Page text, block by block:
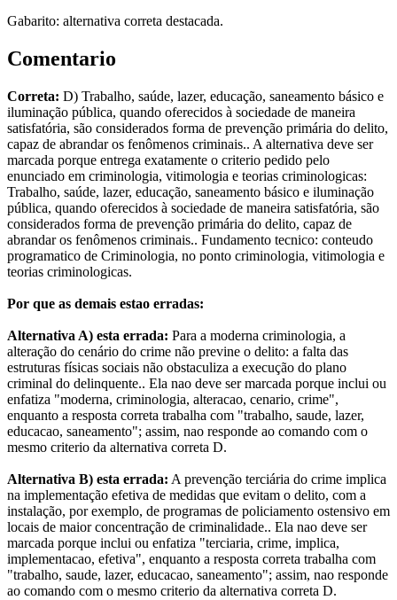
Gabarito: alternativa correta destacada.
Comentario
Correta: D) Trabalho, saúde, lazer, educação, saneamento básico e
iluminação pública, quando oferecidos à sociedade de maneira
satisfatória, são considerados forma de prevenção primária do delito,
capaz de abrandar os fenômenos criminais.. A alternativa deve ser
marcada porque entrega exatamente o criterio pedido pelo
enunciado em criminologia, vitimologia e teorias criminologicas:
Trabalho, saúde, lazer, educação, saneamento básico e iluminação
pública, quando oferecidos à sociedade de maneira satisfatória, são
considerados forma de prevenção primária do delito, capaz de
abrandar os fenômenos criminais.. Fundamento tecnico: conteudo
programatico de Criminologia, no ponto criminologia, vitimologia e
teorias criminologicas.
Por que as demais estao erradas:
Alternativa A) esta errada: Para a moderna criminologia, a
alteração do cenário do crime não previne o delito: a falta das
estruturas físicas sociais não obstaculiza a execução do plano
criminal do delinquente.. Ela nao deve ser marcada porque inclui ou
enfatiza "moderna, criminologia, alteracao, cenario, crime",
enquanto a resposta correta trabalha com "trabalho, saude, lazer,
educacao, saneamento"; assim, nao responde ao comando com o
mesmo criterio da alternativa correta D.
Alternativa B) esta errada: A prevenção terciária do crime implica
na implementação efetiva de medidas que evitam o delito, com a
instalação, por exemplo, de programas de policiamento ostensivo em
locais de maior concentração de criminalidade.. Ela nao deve ser
marcada porque inclui ou enfatiza "terciaria, crime, implica,
implementacao, efetiva", enquanto a resposta correta trabalha com
"trabalho, saude, lazer, educacao, saneamento"; assim, nao responde
ao comando com o mesmo criterio da alternativa correta D.